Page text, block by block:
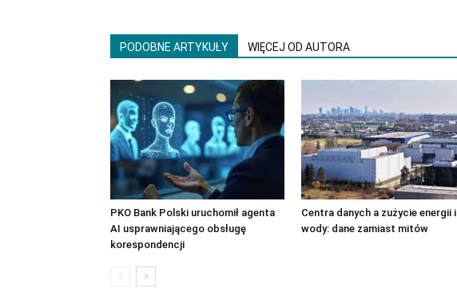
PODOBNE ARTYKUŁY WIĘCEJ OD AUTORA
PKO Bank Polski uruchomił agenta
AI usprawniającego obsługę
korespondencji
Centra danych a zużycie energii i
wody: dane zamiast mitów